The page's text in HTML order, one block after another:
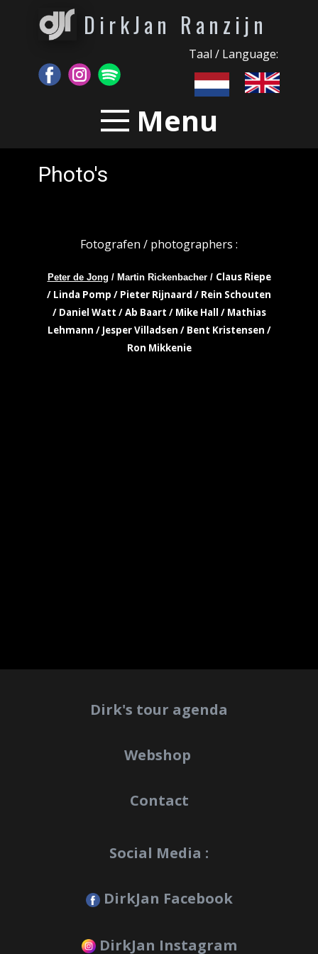
DirkJan Ranzijn
Taal / Language:
Menu
Photo's
Fotografen / photographers :
Peter de Jong / Martin Rickenbacher / Claus Riepe
/ Linda Pomp / Pieter Rijnaard / Rein Schouten
/ Daniel Watt / Ab Baart / Mike Hall / Mathias
Lehmann / Jesper Villadsen / Bent Kristensen /
Ron Mikkenie
Dirk's tour agenda
Webshop
Contact
Social Media :
DirkJan Facebook
DirkJan Instagram